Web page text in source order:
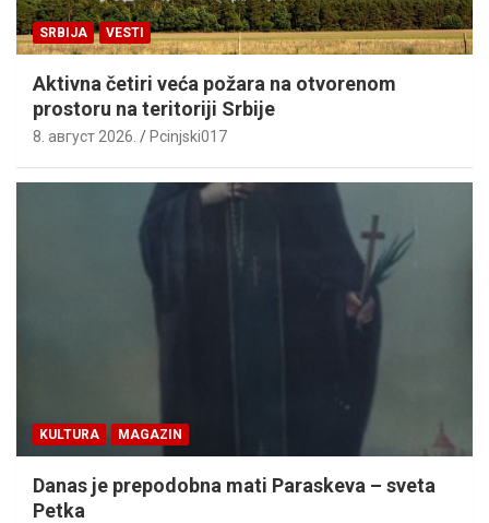
SRBIJA VESTI
Aktivna četiri veća požara na otvorenom
prostoru na teritoriji Srbije
8. август 2026. Pcinjski017
KULTURA MAGAZIN
Danas je prepodobna mati Paraskeva – sveta
Petka